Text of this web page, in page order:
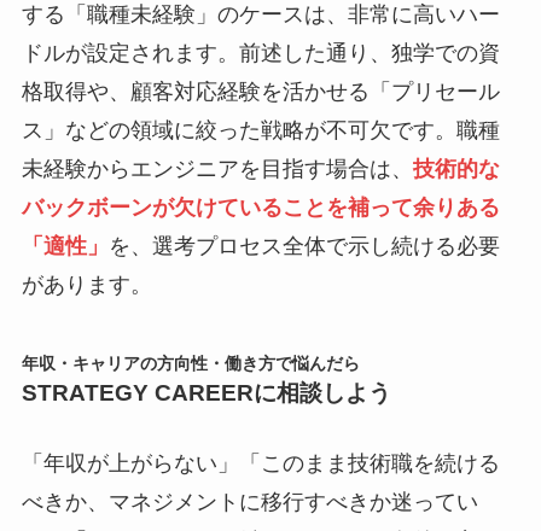
する「職種未経験」のケースは、非常に高いハー
ドルが設定されます。前述した通り、独学での資
格取得や、顧客対応経験を活かせる「プリセール
ス」などの領域に絞った戦略が不可欠です。職種
未経験からエンジニアを目指す場合は、 技術的な
バックボーンが欠けていることを補って余りある
「適性」 を、選考プロセス全体で示し続ける必要
があります。
年収・キャリアの方向性・働き方で悩んだら
STRATEGY CAREERに相談しよう
「年収が上がらない」「このまま技術職を続ける
べきか、マネジメントに移行すべきか迷ってい